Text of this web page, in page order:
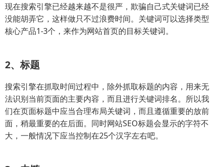
现在搜索引擎已经越来越不是很严，欺骗自己式关键词已经
没能胡弄它，这样做只不过浪费时间。关键词可以选择类型
核心产品1-3个，来作为网站首页的目标关键词。
2、标题
搜索引擎在抓取时间过程中，除外抓取标题的内容，用来无
法识别当前页面的主要内容，而且进行关键词排名。所以我
们在页面标题中应当合理布局关键词，而且遵循重要的放前
面，稍最重要的在后面。同时网站SEO标题会显示的字符不
大，一般情况下应当控制在25个汉字左右吧。